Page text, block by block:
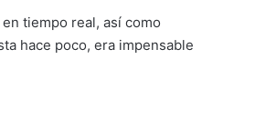
tiempo real, así como
hace poco, era impensable